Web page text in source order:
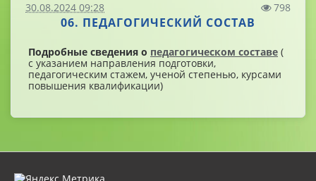
30.08.2024 09:28 798
06. ПЕДАГОГИЧЕСКИЙ СОСТАВ
Подробные сведения о педагогическом составе (
с указанием направления подготовки,
педагогическим стажем, ученой степенью, курсами
повышения квалификации)